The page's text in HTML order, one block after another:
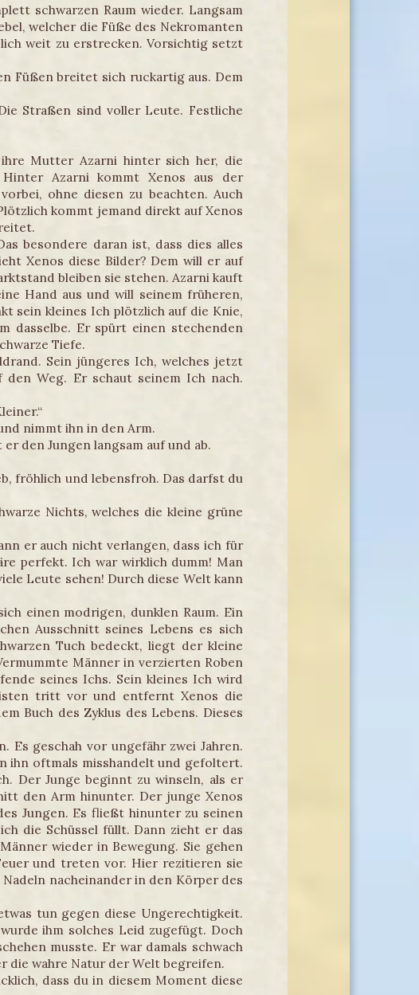
schwarzen Raum wieder. Langsam
welcher die Füße des Nekromanten
weit zu erstrecken. Vorsichtig setzt
Füßen breitet sich ruckartig aus. Dem
Straßen sind voller Leute. Festliche
Mutter Azarni hinter sich her, die
Azarni kommt Xenos aus der
ohne diesen zu beachten. Auch
kommt jemand direkt auf Xenos
besondere daran ist, dass dies alles
Xenos diese Bilder? Dem will er auf
bleiben sie stehen. Azarni kauft
Hand aus und will seinem früheren,
sein kleines Ich plötzlich auf die Knie,
dasselbe. Er spürt einen stechenden
Tiefe.
Sein jüngeres Ich, welches jetzt
Weg. Er schaut seinem Ich nach.
nimmt ihn in den Arm.
den Jungen langsam auf und ab.
fröhlich und lebensfroh. Das darfst du
Nichts, welches die kleine grüne
er auch nicht verlangen, dass ich für
perfekt. Ich war wirklich dumm! Man
Leute sehen! Durch diese Welt kann
einen modrigen, dunklen Raum. Ein
Ausschnitt seines Lebens es sich
Tuch bedeckt, liegt der kleine
Männer in verzierten Roben
seines Ichs. Sein kleines Ich wird
tritt vor und entfernt Xenos die
Buch des Zyklus des Lebens. Dieses
Es geschah vor ungefähr zwei Jahren.
ihn oftmals misshandelt und gefoltert.
Der Junge beginnt zu winseln, als er
den Arm hinunter. Der junge Xenos
Jungen. Es fließt hinunter zu seinen
die Schüssel füllt. Dann zieht er das
wieder in Bewegung. Sie gehen
und treten vor. Hier rezitieren sie
nacheinander in den Körper des
tun gegen diese Ungerechtigkeit.
ihm solches Leid zugefügt. Doch
musste. Er war damals schwach
die wahre Natur der Welt begreifen.
dass du in diesem Moment diese